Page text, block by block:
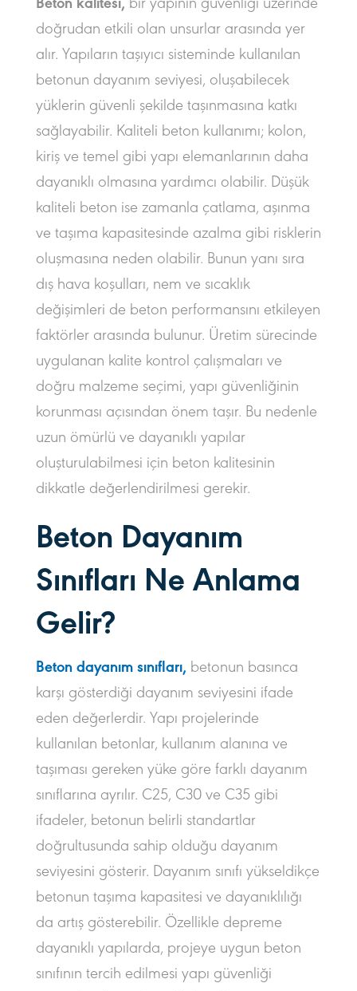
Beton kalitesi, bir yapının güvenliği üzerinde
doğrudan etkili olan unsurlar arasında yer
alır. Yapıların taşıyıcı sisteminde kullanılan
betonun dayanım seviyesi, oluşabilecek
yüklerin güvenli şekilde taşınmasına katkı
sağlayabilir. Kaliteli beton kullanımı; kolon,
kiriş ve temel gibi yapı elemanlarının daha
dayanıklı olmasına yardımcı olabilir. Düşük
kaliteli beton ise zamanla çatlama, aşınma
ve taşıma kapasitesinde azalma gibi risklerin
oluşmasına neden olabilir. Bunun yanı sıra
dış hava koşulları, nem ve sıcaklık
değişimleri de beton performansını etkileyen
faktörler arasında bulunur. Üretim sürecinde
uygulanan kalite kontrol çalışmaları ve
doğru malzeme seçimi, yapı güvenliğinin
korunması açısından önem taşır. Bu nedenle
uzun ömürlü ve dayanıklı yapılar
oluşturulabilmesi için beton kalitesinin
dikkatle değerlendirilmesi gerekir.
Beton Dayanım
Sınıfları Ne Anlama
Gelir?
Beton dayanım sınıfları, betonun basınca
karşı gösterdiği dayanım seviyesini ifade
eden değerlerdir. Yapı projelerinde
kullanılan betonlar, kullanım alanına ve
taşıması gereken yüke göre farklı dayanım
sınıflarına ayrılır. C25, C30 ve C35 gibi
ifadeler, betonun belirli standartlar
doğrultusunda sahip olduğu dayanım
seviyesini gösterir. Dayanım sınıfı yükseldikçe
betonun taşıma kapasitesi ve dayanıklılığı
da artış gösterebilir. Özellikle depreme
dayanıklı yapılarda, projeye uygun beton
sınıfının tercih edilmesi yapı güvenliği